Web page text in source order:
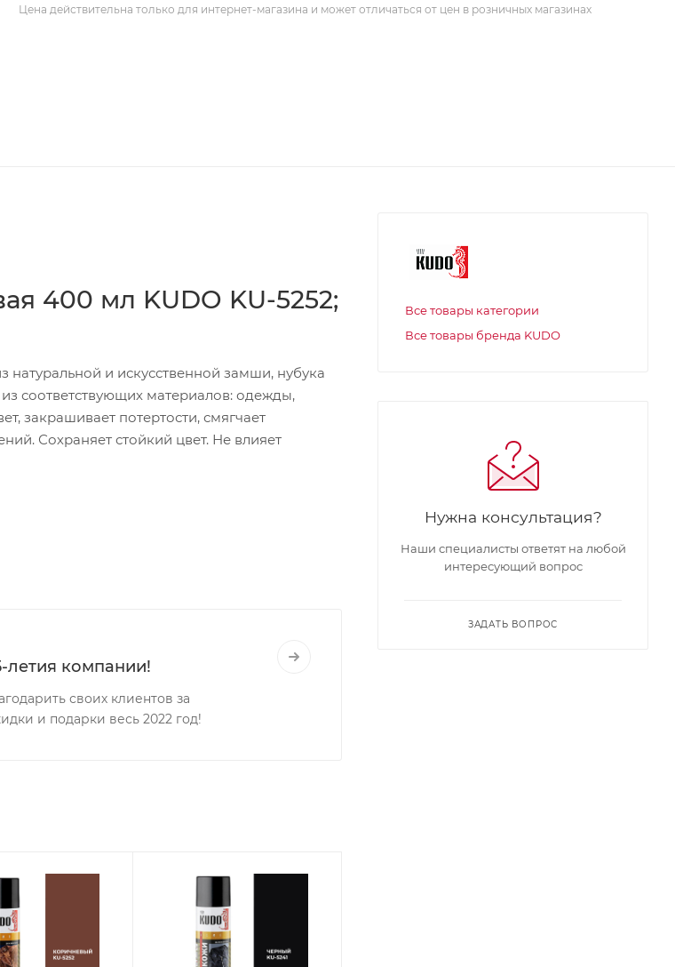
Цена действительна только для интернет-магазина и может отличаться от цен в розничных магазинах
400 мл KUDO KU-5252;
и искусственной замши, нубука
соответствующих материалов: одежды,
закрашивает потертости, смягчает
Сохраняет стойкий цвет. Не влияет
летия компании!
своих клиентов за
и подарки весь 2022 год!
Все товары категории
Все товары бренда KUDO
Нужна консультация?
Наши специалисты ответят на любой
интересующий вопрос
ЗАДАТЬ ВОПРОС